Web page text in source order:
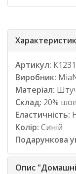
Артикул:
Виробник:
Матеріал:
Склад: 20%
Еластичність:
Колір: Синій
Подарункова
Опис